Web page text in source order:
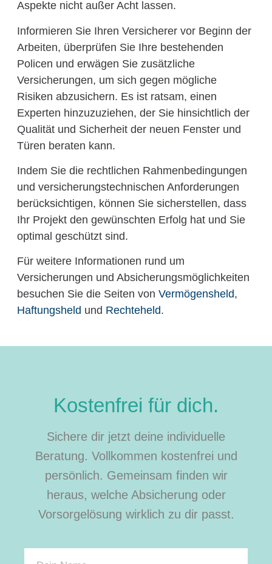
Aspekte nicht außer Acht lassen.
Informieren Sie Ihren Versicherer vor Beginn der
Arbeiten, überprüfen Sie Ihre bestehenden
Policen und erwägen Sie zusätzliche
Versicherungen, um sich gegen mögliche
Risiken abzusichern. Es ist ratsam, einen
Experten hinzuzuziehen, der Sie hinsichtlich der
Qualität und Sicherheit der neuen Fenster und
Türen beraten kann.
Indem Sie die rechtlichen Rahmenbedingungen
und versicherungstechnischen Anforderungen
berücksichtigen, können Sie sicherstellen, dass
Ihr Projekt den gewünschten Erfolg hat und Sie
optimal geschützt sind.
Für weitere Informationen rund um
Versicherungen und Absicherungsmöglichkeiten
besuchen Sie die Seiten von Vermögensheld,
Haftungsheld und Rechteheld.
Kostenfrei für dich.
Sichere dir jetzt deine individuelle
Beratung. Vollkommen kostenfrei und
persönlich. Gemeinsam finden wir
heraus, welche Absicherung oder
Vorsorgelösung wirklich zu dir passt.